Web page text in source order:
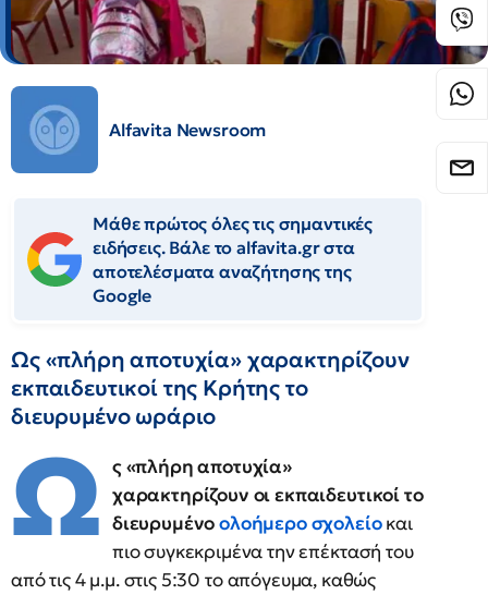
Alfavita Newsroom
Μάθε πρώτος όλες τις σημαντικές
ειδήσεις. Βάλε το alfavita.gr στα
αποτελέσματα αναζήτησης της
Google
Ως «πλήρη αποτυχία» χαρακτηρίζουν
εκπαιδευτικοί της Κρήτης το
διευρυμένο ωράριο
Ω ς «πλήρη αποτυχία»
χαρακτηρίζουν οι εκπαιδευτικοί το
διευρυμένοολοήμερο σχολείο και
πιο συγκεκριμένα την επέκτασή του
από τις 4 μ.μ. στις 5:30 το απόγευμα, καθώς